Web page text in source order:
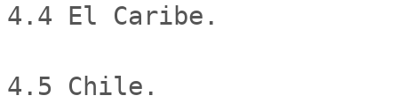
4.4 El Caribe.
4.5 Chile.